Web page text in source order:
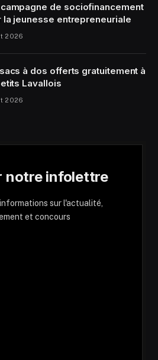
campagne de sociofinancement
la jeunesse entrepreneuriale
2026
à dos offerts gratuitement à
Lavallois
2026
notre infolettre
sur l'actualité,
et concours